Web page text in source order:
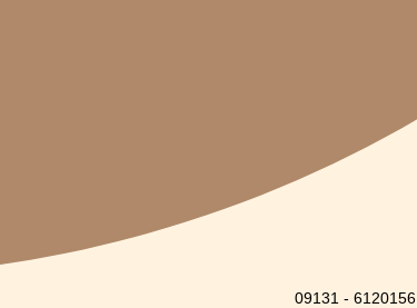
09131 - 6120156